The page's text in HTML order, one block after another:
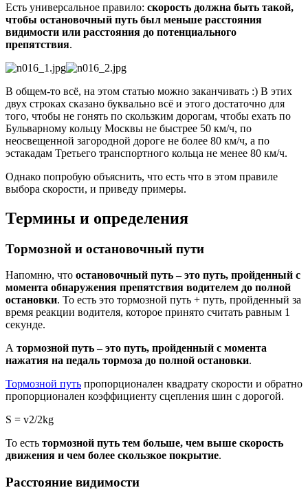
Есть универсальное правило: скорость должна быть такой,
чтобы остановочный путь был меньше расстояния
видимости или расстояния до потенциального
препятствия.
В общем-то всё, на этом статью можно заканчивать :) В этих
двух строках сказано буквально всё и этого достаточно для
того, чтобы не гонять по скользким дорогам, чтобы ехать по
Бульварному кольцу Москвы не быстрее 50 км/ч, по
неосвещенной загородной дороге не более 80 км/ч, а по
эстакадам Третьего транспортного кольца не менее 80 км/ч.
Однако попробую объяснить, что есть что в этом правиле
выбора скорости, и приведу примеры.
Термины и определения
Тормозной и остановочный пути
Напомню, что остановочный путь – это путь, пройденный с
момента обнаружения препятствия водителем до полной
остановки. То есть это тормозной путь + путь, пройденный за
время реакции водителя, которое принято считать равным 1
секунде.
А тормозной путь – это путь, пройденный с момента
нажатия на педаль тормоза до полной остановки.
Тормозной путь пропорционален квадрату скорости и обратно
пропорционален коэффициенту сцепления шин с дорогой.
S = v2/2kg
То есть тормозной путь тем больше, чем выше скорость
движения и чем более скользкое покрытие.
Расстояние видимости